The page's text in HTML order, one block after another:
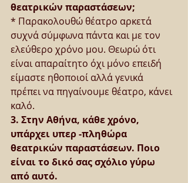
θεατρικών παραστάσεων;
* Παρακολουθώ θέατρο αρκετά
συχνά σύμφωνα πάντα και με τον
ελεύθερο χρόνο μου. Θεωρώ ότι
είναι απαραίτητο όχι μόνο επειδή
είμαστε ηθοποιοί αλλά γενικά
πρέπει να πηγαίνουμε θέατρο, κάνει
καλό.
3. Στην Αθήνα, κάθε χρόνο,
υπάρχει υπερ -πληθώρα
θεατρικών παραστάσεων. Ποιο
είναι το δικό σας σχόλιο γύρω
από αυτό.